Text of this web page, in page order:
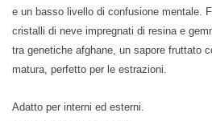
e un basso livello di confusione mentale.
cristalli di neve impregnati di resina e
tra genetiche afghane, un sapore fruttato
matura, perfetto per le estrazioni.
Adatto per interni ed esterni.